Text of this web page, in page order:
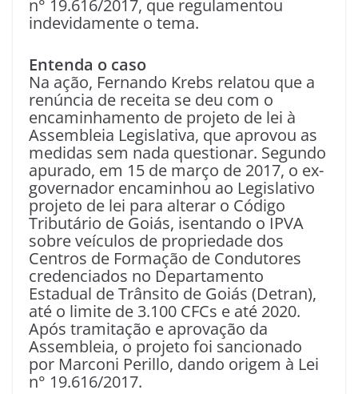
n° 19.616/2017, que regulamentou
indevidamente o tema.
Entenda o caso
Na ação, Fernando Krebs relatou que a
renúncia de receita se deu com o
encaminhamento de projeto de lei à
Assembleia Legislativa, que aprovou as
medidas sem nada questionar. Segundo
apurado, em 15 de março de 2017, o ex-
governador encaminhou ao Legislativo
projeto de lei para alterar o Código
Tributário de Goiás, isentando o IPVA
sobre veículos de propriedade dos
Centros de Formação de Condutores
credenciados no Departamento
Estadual de Trânsito de Goiás (Detran),
até o limite de 3.100 CFCs e até 2020.
Após tramitação e aprovação da
Assembleia, o projeto foi sancionado
por Marconi Perillo, dando origem à Lei
n° 19.616/2017.